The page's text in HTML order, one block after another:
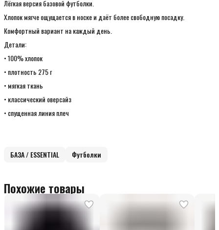
Лёгкая версия базовой футболки.
Хлопок мягче ощущается в носке и даёт более свободную посадку.
Комфортный вариант на каждый день.
Детали:
• 100% хлопок
• плотность 275 г
• мягкая ткань
• классический оверсайз
• спущенная линия плеч
БАЗА / ESSENTIAL Футболки
Похожие товары